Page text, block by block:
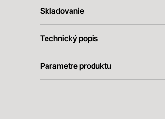
Skladovanie
Technický popis
Parametre produktu